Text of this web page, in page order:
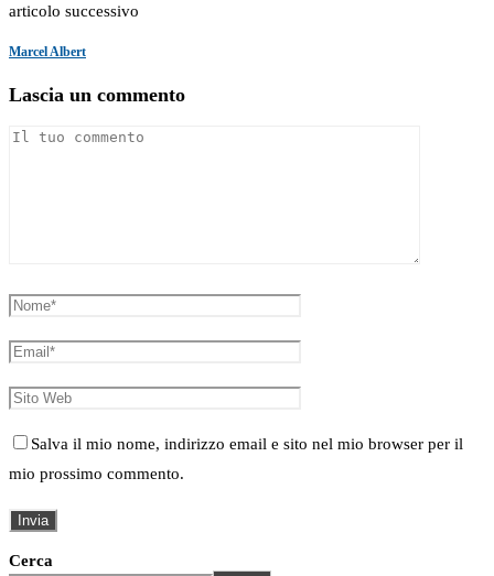
articolo successivo
Marcel Albert
Lascia un commento
Salva il mio nome, indirizzo email e sito nel mio browser per il
mio prossimo commento.
Cerca